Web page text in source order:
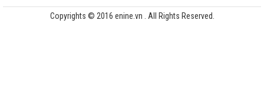
Copyrights © 2016 enine.vn . All Rights Reserved.